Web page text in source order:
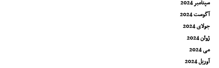
سپتامبر 2024
آگوست 2024
جولای 2024
ژوئن 2024
می 2024
آوریل 2024